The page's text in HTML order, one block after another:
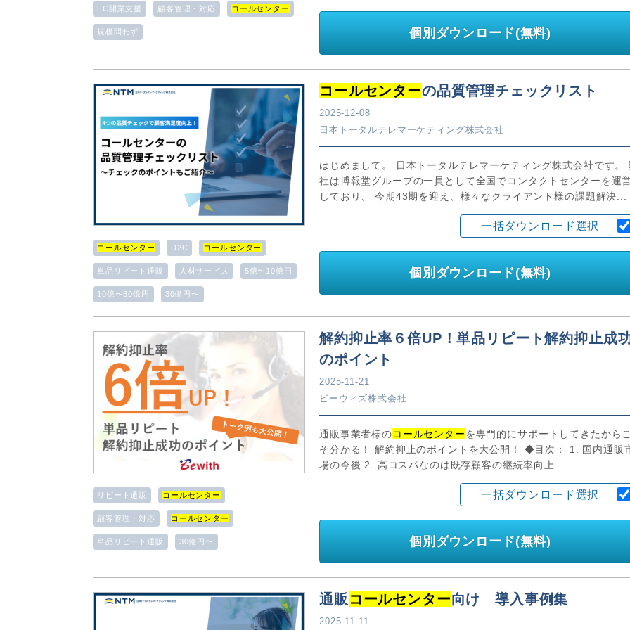
EC開業支援 顧客管理・対応 コールセンター
規模問わず 個別ダウンロード(無料)
コールセンター D2C コールセンター
単品リピート通販 人材サービス 5億〜10億円
10億〜30億円 30億円〜
コールセンターの品質管理チェックリスト
2025-12-08
日本トータルテレマーケティング株式会社
はじめまして。 日本トータルテレマーケティング株式会社です。
社は博報堂グループの一員として全国でコンタクトセンターを運
しており、 今期43期を迎え、様々なクライアント様の課題解決...
一括ダウンロード選択
個別ダウンロード(無料)
リピート通販 コールセンター
顧客管理・対応 コールセンター
単品リピート通販 30億円〜
解約抑止率６倍UP！単品リピート解約抑止成
のポイント
2025-11-21
ビーウィズ株式会社
通販事業者様のコールセンターを専門的にサポートしてきたから
そ分かる！ 解約抑止のポイントを大公開！ ◆目次： 1. 国内通販
場の今後 2. 高コスパなのは既存顧客の継続率向上 ...
一括ダウンロード選択
個別ダウンロード(無料)
通販 コールセンター向け 導入事例集
2025-11-11